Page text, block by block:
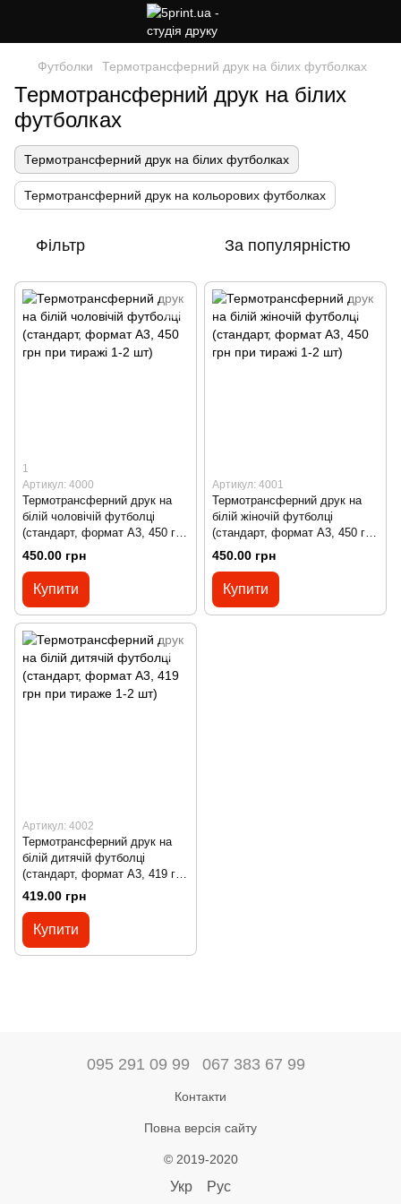
Футболки Термотрансферний друк на білих футболках
Термотрансферний друк на білих
футболках
Термотрансферний друк на білих футболках
Термотрансферний друк на кольорових футболках
Фільтр За популярністю
1
Артикул: 4000
Термотрансферний друк на
білій чоловічій футболці
(стандарт, формат А3, 450 грн
при тиражі 1-2 шт)
450.00 грн
Купити
Артикул: 4001
Термотрансферний друк на
білій жіночій футболці
(стандарт, формат А3, 450 грн
при тиражі 1-2 шт)
450.00 грн
Купити
Артикул: 4002
Термотрансферний друк на
білій дитячій футболці
(стандарт, формат А3, 419 грн
при тираже 1-2 шт)
419.00 грн
Купити
095 291 09 99 067 383 67 99
Контакти
Повна версія сайту
© 2019-2020
Укр Рус